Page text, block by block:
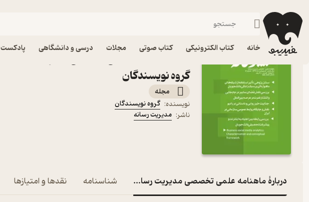
خانه کتاب الکترونیکی کتاب صوتی مجلات درسی و دانشگاهی پادکست
فیدیبو مجله و نشریه
گروه نویسندگان
مجله
نویسنده: گروه نویسندگان
ناشر: مدیریت رسانه
دربارۀ ماهنامه علمی تخصصی مدیریت رسانه شماره 41شناسنامه نقدها و امتیازها